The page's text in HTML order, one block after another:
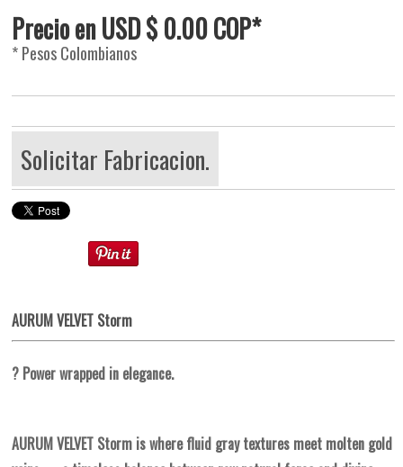
Precio en USD $ 0.00 COP*
* Pesos Colombianos
Solicitar Fabricacion.
AURUM VELVET Storm
? Power wrapped in elegance.
AURUM VELVET Storm is where fluid gray textures meet molten gold